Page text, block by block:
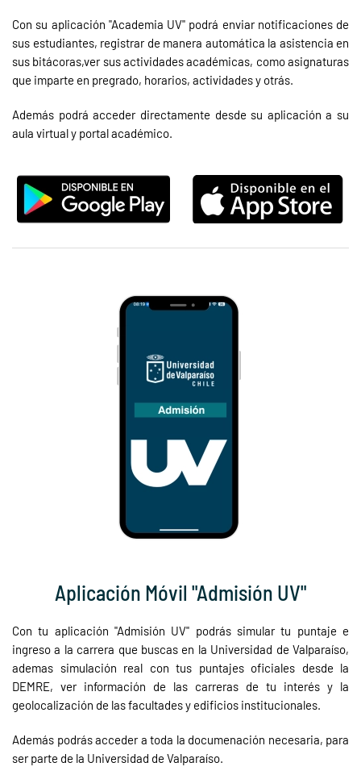
Con su aplicación "Academia UV" podrá enviar notificaciones de
sus estudiantes, registrar de manera automática la asistencia en
sus bitácoras,ver sus actividades académicas, como asignaturas
que imparte en pregrado, horarios, actividades y otrás.
Además podrá acceder directamente desde su aplicación a su
aula virtual y portal académico.
Aplicación Móvil "Admisión UV"
Con tu aplicación "Admisión UV" podrás simular tu puntaje e
ingreso a la carrera que buscas en la Universidad de Valparaíso,
ademas simulación real con tus puntajes oficiales desde la
DEMRE, ver información de las carreras de tu interés y la
geolocalización de las facultades y edificios institucionales.
Además podrás acceder a toda la documenación necesaria, para
ser parte de la Universidad de Valparaíso.